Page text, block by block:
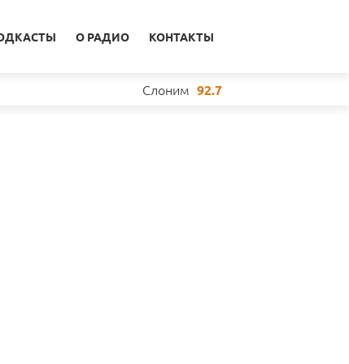
О РАДИО КОНТАКТЫ
Слоним 92.7